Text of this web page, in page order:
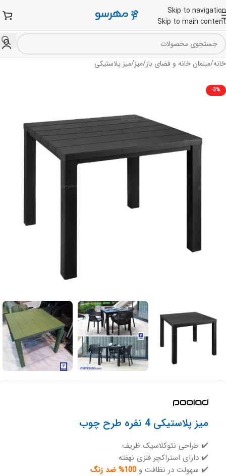
Skip to navigation
Skip to main content
خانه/مبلمان خانه و فضای باز/میز/میز پلاستیکی
-3%
میز پلاستیکی 4 نفره طرح چوب
✔️ طراحی نئوکلاسیک ظریف
✔️ دارای استراکچر فلزی نهفته
✔️ سهولت در نظافت و 100% ضد زنگ